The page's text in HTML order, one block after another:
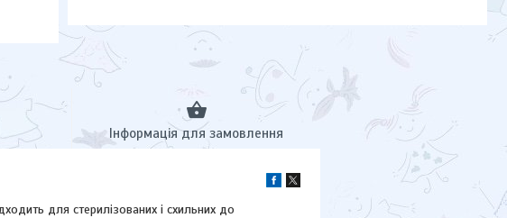
Інформація для замовлення
для стерилізованих і схильних до